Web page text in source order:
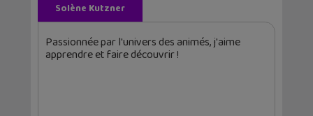
Solène Kutzner
Passionnée par l'univers des animés, j'aime
apprendre et faire découvrir !